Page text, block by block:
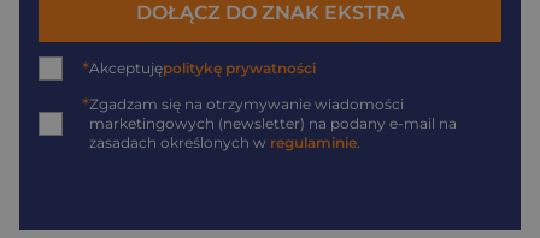
DOŁĄCZ DO ZNAK EKSTRA
*Akceptujępolitykę prywatności
*Zgadzam się na otrzymywanie wiadomości
marketingowych (newsletter) na podany e-mail na
zasadach określonych w regulaminie.